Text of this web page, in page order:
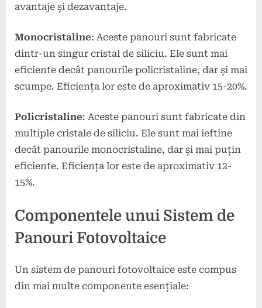
avantaje și dezavantaje.
Monocristaline: Aceste panouri sunt fabricate
dintr-un singur cristal de siliciu. Ele sunt mai
eficiente decât panourile policristaline, dar și mai
scumpe. Eficiența lor este de aproximativ 15-20%.
Policristaline: Aceste panouri sunt fabricate din
multiple cristale de siliciu. Ele sunt mai ieftine
decât panourile monocristaline, dar și mai puțin
eficiente. Eficiența lor este de aproximativ 12-
15%.
Componentele unui Sistem de
Panouri Fotovoltaice
Un sistem de panouri fotovoltaice este compus
din mai multe componente esențiale: